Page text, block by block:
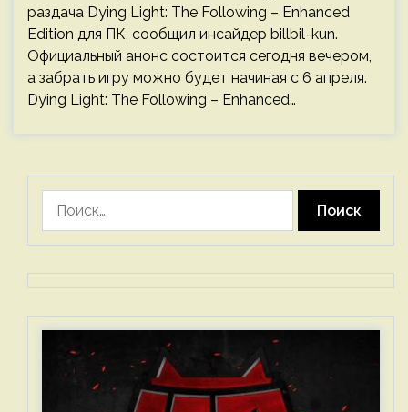
раздача Dying Light: The Following – Enhanced
Edition для ПК, сообщил инсайдер billbil-kun.
Официальный анонс состоится сегодня вечером,
а забрать игру можно будет начиная с 6 апреля.
Dying Light: The Following – Enhanced…